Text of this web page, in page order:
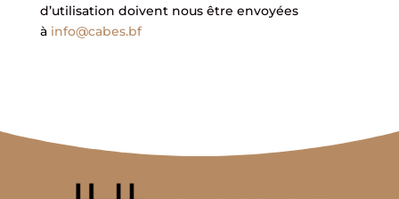
d’utilisation doivent nous être envoyées
à info@cabes.bf